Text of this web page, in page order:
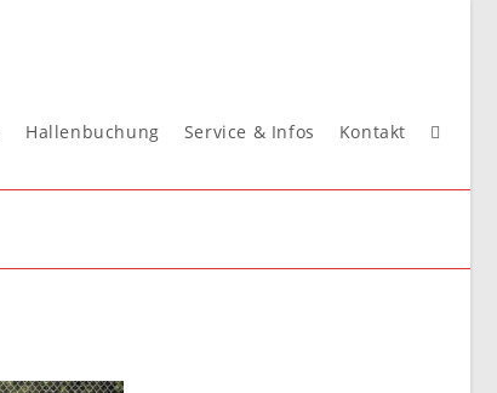
Hallenbuchung Service & Infos Kontakt